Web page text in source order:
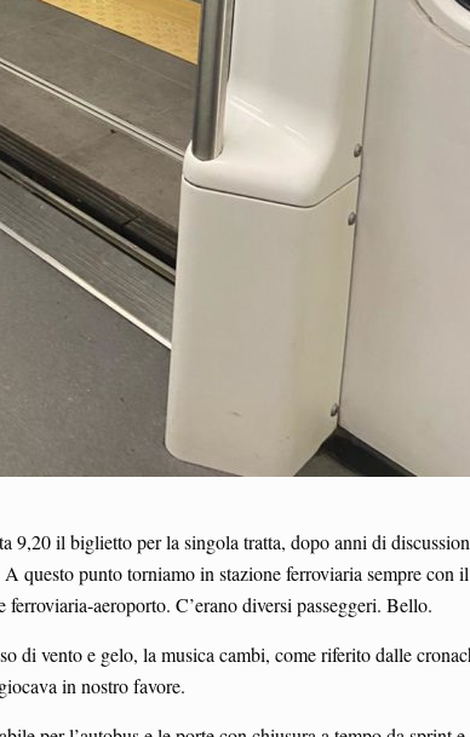
9,20 il biglietto per la singola tratta, dopo anni di
questo punto torniamo in stazione ferroviaria sempre
aeroporto. C’erano diversi passeggeri. Bello.
di vento e gelo, la musica cambi, come riferito dalle
in nostro favore.